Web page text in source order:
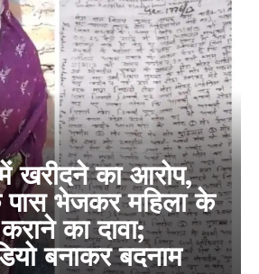
खरीदने का आरोप,
पास भेजकर महिला के
का दावा;
बनाकर बदनाम